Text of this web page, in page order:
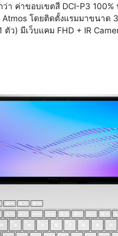
า ค่าขอบเขตสี DCI-P3
โดยติดตั้งแรมมาขนาด
ตัว) มีเว็บแคม FHD + IR